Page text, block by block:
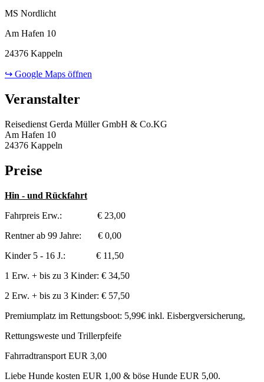
MS Nordlicht
Am Hafen 10
24376 Kappeln
↪ Google Maps öffnen
Veranstalter
Reisedienst Gerda Müller GmbH & Co.KG
Am Hafen 10
24376 Kappeln
Preise
Hin - und Rückfahrt
Fahrpreis Erw.: € 23,00
Rentner ab 99 Jahre: € 0,00
Kinder 5 - 16 J.: € 11,50
1 Erw. + bis zu 3 Kinder: € 34,50
2 Erw. + bis zu 3 Kinder: € 57,50
Premiumplatz im Rettungsboot: 5,99€ inkl. Eisbergversicherung,
Rettungsweste und Trillerpfeife
Fahrradtransport EUR 3,00
Liebe Hunde kosten EUR 1,00 & böse Hunde EUR 5,00.